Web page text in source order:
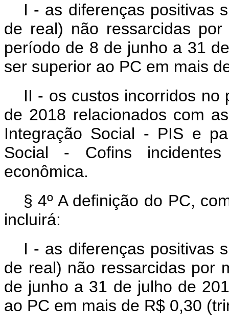
I - as diferenças positivas
de real) não ressarcidas
período de 8 de junho a 31
ser superior ao PC em mais
II - os custos incorridos no
de 2018 relacionados com
Integração Social - PIS e
Social - Cofins
econômica.
§ 4º A definição do PC,
incluirá:
I - as diferenças positivas
de real) não ressarcidas por
de junho a 31 de julho de
ao PC em mais de R$ 0,30